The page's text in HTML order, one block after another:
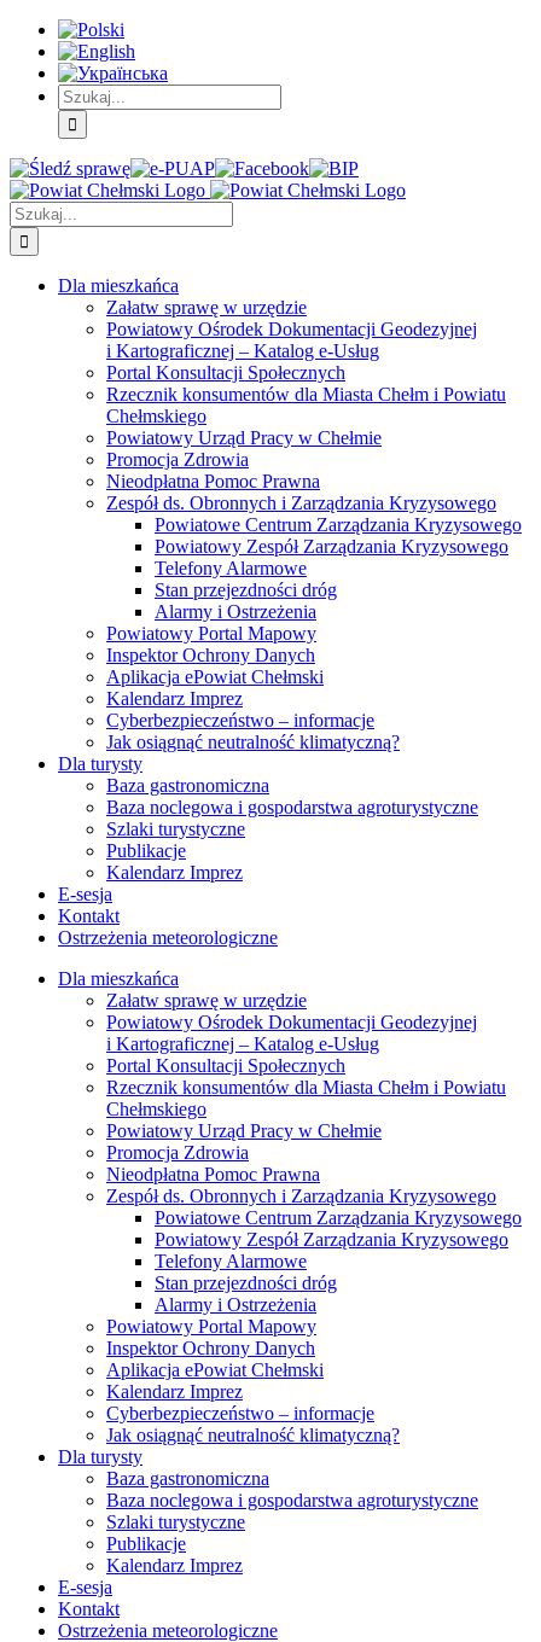
Skip
Treść
główna
Skip
Menu
główne
Skip
Menu
dodatkowe
Szukaj
Śledź
sprawę
E-
PUAP
Facebook BIP Instagram
Szukaj
Dla mieszkańca
Załatw sprawę w urzędzie
Powiatowy Ośrodek Dokumentacji Geodezyjnej
i Kartograficznej – Katalog e-Usług
Portal Konsultacji Społecznych
Rzecznik konsumentów dla Miasta Chełm i Powiatu
Chełmskiego
Powiatowy Urząd Pracy w Chełmie
Promocja Zdrowia
Nieodpłatna Pomoc Prawna
Zespół ds. Obronnych i Zarządzania Kryzysowego
Powiatowe Centrum Zarządzania Kryzysowego
Powiatowy Zespół Zarządzania Kryzysowego
Telefony Alarmowe
Stan przejezdności dróg
Alarmy i Ostrzeżenia
Powiatowy Portal Mapowy
Inspektor Ochrony Danych
Aplikacja ePowiat Chełmski
Kalendarz Imprez
Cyberbezpieczeństwo – informacje
Jak osiągnąć neutralność klimatyczną?
Dla turysty
Baza gastronomiczna
Baza noclegowa i gospodarstwa agroturystyczne
Szlaki turystyczne
Publikacje
Kalendarz Imprez
E-sesja
Kontakt
Ostrzeżenia meteorologiczne
Dla mieszkańca
Załatw sprawę w urzędzie
Powiatowy Ośrodek Dokumentacji Geodezyjnej
i Kartograficznej – Katalog e-Usług
Portal Konsultacji Społecznych
Rzecznik konsumentów dla Miasta Chełm i Powiatu
Chełmskiego
Powiatowy Urząd Pracy w Chełmie
Promocja Zdrowia
Nieodpłatna Pomoc Prawna
Zespół ds. Obronnych i Zarządzania Kryzysowego
Powiatowe Centrum Zarządzania Kryzysowego
Powiatowy Zespół Zarządzania Kryzysowego
Telefony Alarmowe
Stan przejezdności dróg
Alarmy i Ostrzeżenia
Powiatowy Portal Mapowy
Inspektor Ochrony Danych
Aplikacja ePowiat Chełmski
Kalendarz Imprez
Cyberbezpieczeństwo – informacje
Jak osiągnąć neutralność klimatyczną?
Dla turysty
Baza gastronomiczna
Baza noclegowa i gospodarstwa agroturystyczne
Szlaki turystyczne
Publikacje
Kalendarz Imprez
E-sesja
Kontakt
Ostrzeżenia meteorologiczne